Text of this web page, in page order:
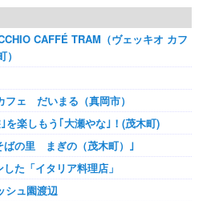
CAFFÉ TRAM（ヴェッキオ カフ
フェ だいまる（真岡市）
を楽しもう｢大瀬やな｣！(茂木町)
ばの里 まぎの（茂木町）｣
た「イタリア料理店」
シュ園渡辺